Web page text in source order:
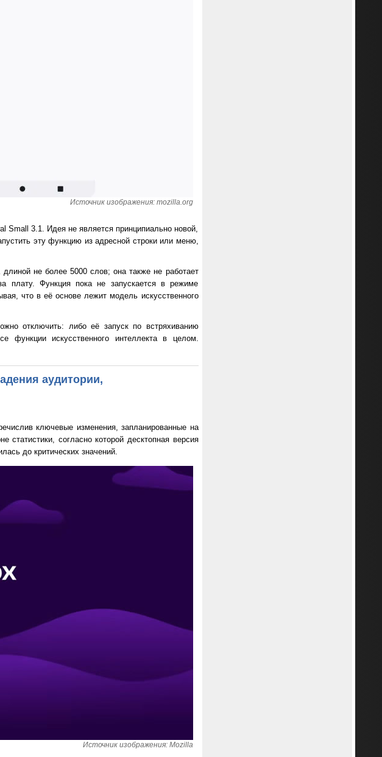
Источник изображения: mozilla.org
Small 3.1. Идея не является принципиально новой,
эту функцию из адресной строки или меню,
не более 5000 слов; она также не работает
плату. Функция пока не запускается в режиме
что в её основе лежит модель искусственного
отключить: либо её запуск по встряхиванию
функции искусственного интеллекта в целом.
аудитории,
ключевые изменения, запланированные на
статистики, согласно которой десктопная версия
до критических значений.
Источник изображения: Mozilla